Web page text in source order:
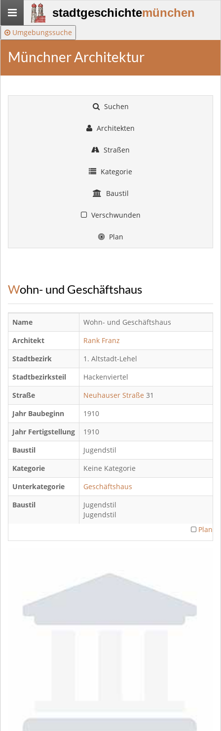
Stadtgeschichte-
München
stadtgeschichtemünchen
Umgebungssuche
Münchner Architektur
Suchen
Architekten
Straßen
Kategorie
Baustil
Verschwunden
Plan
Wohn- und Geschäftshaus
Name
Wohn- und Geschäftshaus
Architekt
Rank Franz
Stadtbezirk
1. Altstadt-Lehel
Stadtbezirksteil
Hackenviertel
Straße
Neuhauser Straße 31
Jahr Baubeginn
1910
Jahr Fertigstellung
1910
Baustil
Jugendstil
Kategorie
Keine Kategorie
Unterkategorie
Geschäftshaus
Baustil
Jugendstil
Jugendstil
Plan